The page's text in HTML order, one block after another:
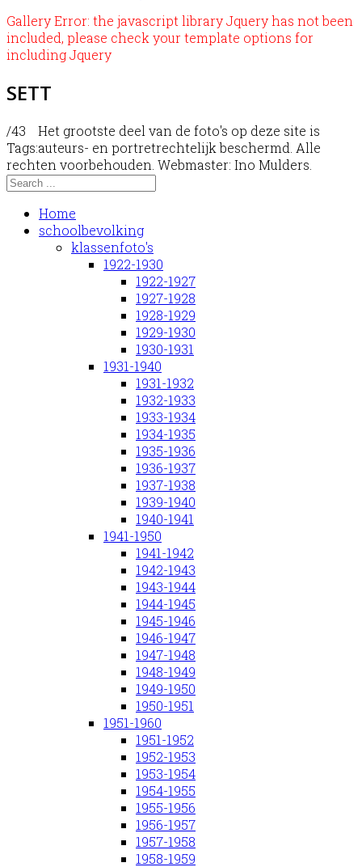
Gallery Error: the javascript library Jquery has not been
included, please check your template options for
including Jquery
SETT
/43
Tags:
Het grootste deel van de foto's op deze site is
auteurs- en portretrechtelijk beschermd. Alle
rechten voorbehouden. Webmaster: Ino Mulders.
Home
schoolbevolking
klassenfoto's
1922-1930
1922-1927
1927-1928
1928-1929
1929-1930
1930-1931
1931-1940
1931-1932
1932-1933
1933-1934
1934-1935
1935-1936
1936-1937
1937-1938
1939-1940
1940-1941
1941-1950
1941-1942
1942-1943
1943-1944
1944-1945
1945-1946
1946-1947
1947-1948
1948-1949
1949-1950
1950-1951
1951-1960
1951-1952
1952-1953
1953-1954
1954-1955
1955-1956
1956-1957
1957-1958
1958-1959